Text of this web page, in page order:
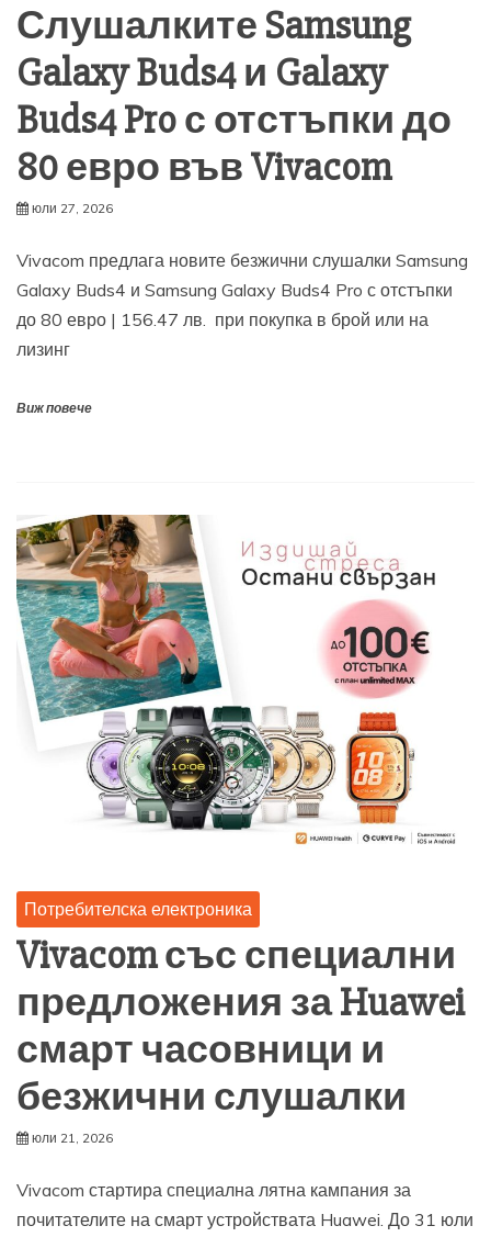
Слушалките Samsung
Galaxy Buds4 и Galaxy
Buds4 Pro с отстъпки до
80 евро във Vivacom
юли 27, 2026
Vivacom предлага новите безжични слушалки Samsung
Galaxy Buds4 и Samsung Galaxy Buds4 Pro с отстъпки
до 80 евро | 156.47 лв. при покупка в брой или на
лизинг
Виж повече
Потребителска електроника
Vivacom със специални
предложения за Huawei
смарт часовници и
безжични слушалки
юли 21, 2026
Vivacom стартира специална лятна кампания за
почитателите на смарт устройствата Huawei. До 31 юли